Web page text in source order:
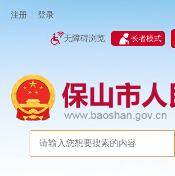
注册 登录
无障碍浏览 长者模式